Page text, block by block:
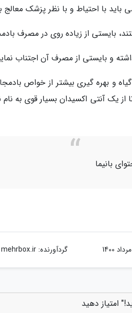
باید با احتیاط و با نظر پزشک معالج
بایستی از زیاده روی در مصرف
و بایستی از مصرف آن اجتناب
و بهره گیری بیشتر از خواص
از یک آنتی اکسیدان بسیار قوی به
بانیما
گردآورنده:mehrbox.ir
امتیاز دهید